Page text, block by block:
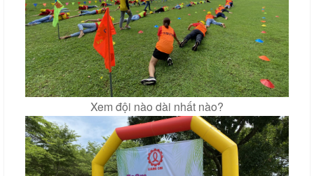
Xem đội nào dài nhất nào?